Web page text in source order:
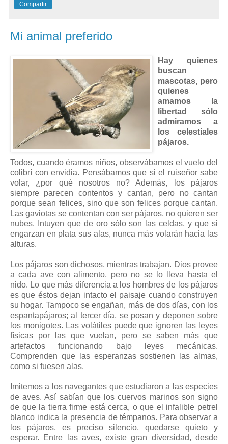
Compartir
Mi animal preferido
Hay quienes
buscan
mascotas, pero
quienes
amamos la
libertad sólo
admiramos a
los celestiales
pájaros.
Todos, cuando éramos niños, observábamos el vuelo del
colibrí con envidia. Pensábamos que si el ruiseñor sabe
volar, ¿por qué nosotros no? Además, los pájaros
siempre parecen contentos y cantan, pero no cantan
porque sean felices, sino que son felices porque cantan.
Las gaviotas se contentan con ser pájaros, no quieren ser
nubes. Intuyen que de oro sólo son las celdas, y que si
engarzan en plata sus alas, nunca más volarán hacia las
alturas.
Los pájaros son dichosos, mientras trabajan. Dios provee
a cada ave con alimento, pero no se lo lleva hasta el
nido. Lo que más diferencia a los hombres de los pájaros
es que éstos dejan intacto el paisaje cuando construyen
su hogar. Tampoco se engañan, más de dos días, con los
espantapájaros; al tercer día, se posan y deponen sobre
los monigotes. Las volátiles puede que ignoren las leyes
físicas por las que vuelan, pero se saben más que
artefactos funcionando bajo leyes mecánicas.
Comprenden que las esperanzas sostienen las almas,
como si fuesen alas.
Imitemos a los navegantes que estudiaron a las especies
de aves. Así sabían que los cuervos marinos son signo
de que la tierra firme está cerca, o que el infalible petrel
blanco indica la presencia de témpanos. Para observar a
los pájaros, es preciso silencio, quedarse quieto y
esperar. Entre las aves, existe gran diversidad, desde